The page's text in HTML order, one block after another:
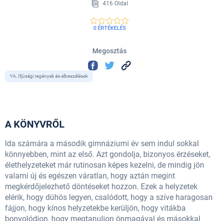
416 Oldal
0 ÉRTÉKELÉS
Megosztás
YA, Ifjúsági regények és elbeszélések
A KÖNYVRŐL
Ida számára a második gimnáziumi év sem indul sokkal
könnyebben, mint az első. Azt gondolja, bizonyos érzéseket,
élethelyzeteket már rutinosan képes kezelni, de mindig jön
valami új és egészen váratlan, hogy aztán megint
megkérdőjelezhető döntéseket hozzon. Ezek a helyzetek
elérik, hogy dühös legyen, csalódott, hogy a szíve haragosan
fájjon, hogy kínos helyzetekbe kerüljön, hogy vitákba
bonyolódjon, hogy megtanuljon önmagával és másokkal